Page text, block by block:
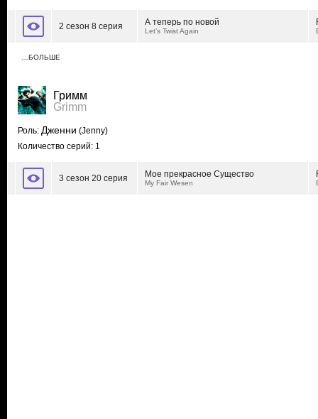
2 сезон 8 серия А теперь по новой
Let’s Twist Again
…БОЛЬШЕ
Гримм
Grimm
Роль: Дженни (Jenny)
Количество серий: 1
3 сезон 20 серия Мое прекрасное Существо
My Fair Wesen